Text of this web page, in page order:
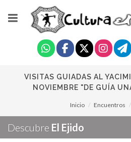
VISITAS GUIADAS AL
NOVIEMBRE "DE GUÍA
Inicio Encuentros
Descubre El Ejido